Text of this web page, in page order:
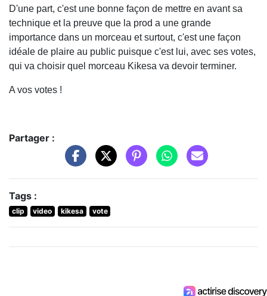
D'une part, c'est une bonne façon de mettre en avant sa
technique et la preuve que la prod a une grande
importance dans un morceau et surtout, c'est une façon
idéale de plaire au public puisque c'est lui, avec ses votes,
qui va choisir quel morceau Kikesa va devoir terminer.
A vos votes !
Partager :
Tags :
clip video kikesa vote